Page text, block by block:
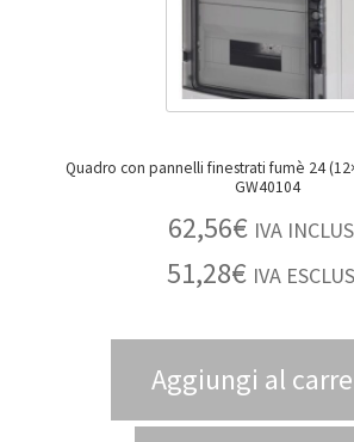
Quadro con pannelli finestrati fumè 24 (12×2)
GW40104
62,56€ IVA
51,28€ IVA
Aggiungi al